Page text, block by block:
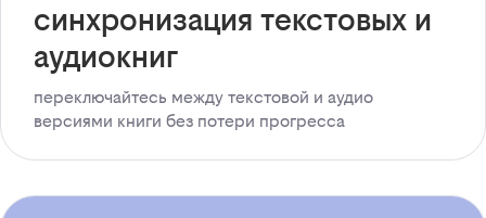
синхронизация текстовых и
аудиокниг
переключайтесь между текстовой и аудио
версиями книги без потери прогресса